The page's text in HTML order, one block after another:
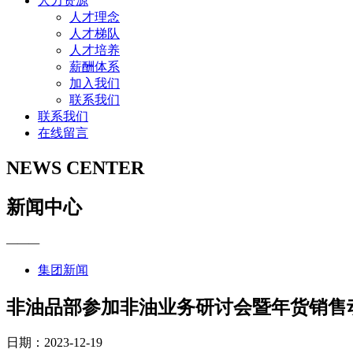
人才理念
人才梯队
人才培养
薪酬体系
加入我们
联系我们
联系我们
在线留言
NEWS CENTER
新闻中心
———
集团新闻
非油品部参加非油业务研讨会暨年货销售
日期：2023-12-19